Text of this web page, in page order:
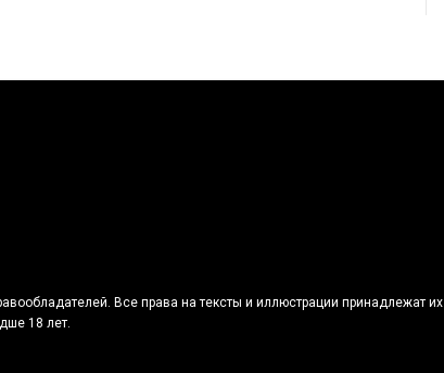
Все права на тексты и иллюстрации принадлежат их
18 лет.